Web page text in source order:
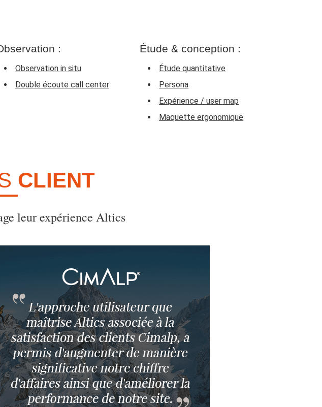
:
Observation in situ
Double écoute call center
Étude & conception :
Étude quantitative
Persona
Expérience / user map
Maquette ergonomique
CLIENT
leur expérience Altics